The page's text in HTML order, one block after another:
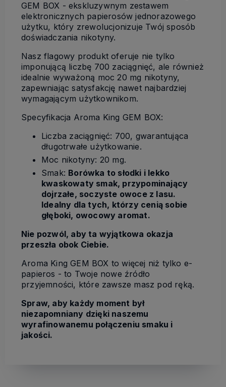
GEM BOX - ekskluzywnym zestawem
elektronicznych papierosów jednorazowego
użytku, który zrewolucjonizuje Twój sposób
doświadczania nikotyny.
Nasz flagowy produkt oferuje nie tylko
imponującą liczbę 700 zaciągnięć, ale również
idealnie wyważoną moc 20 mg nikotyny,
zapewniając satysfakcję nawet najbardziej
wymagającym użytkownikom.
Specyfikacja Aroma King GEM BOX:
Liczba zaciągnięć: 700, gwarantująca
długotrwałe użytkowanie.
Moc nikotyny: 20 mg.
Smak: Borówka to słodki i lekko
kwaskowaty smak, przypominający
dojrzałe, soczyste owoce z lasu.
Idealny dla tych, którzy cenią sobie
głęboki, owocowy aromat.
Nie pozwól, aby ta wyjątkowa okazja
przeszła obok Ciebie.
Aroma King GEM BOX to więcej niż tylko e-
papieros - to Twoje nowe źródło
przyjemności, które zawsze masz pod ręką.
Spraw, aby każdy moment był
niezapomniany dzięki naszemu
wyrafinowanemu połączeniu smaku i
jakości.